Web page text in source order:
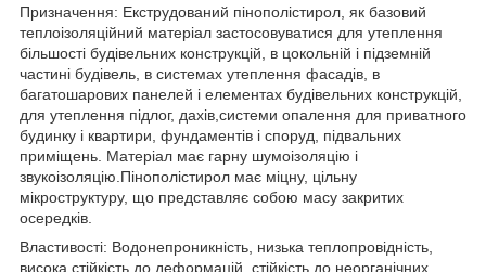
Призначення: Екструдований пінополістирол, як базовий
теплоізоляційний матеріал застосовуватися для утеплення
більшості будівельних конструкцій, в цокольній і підземній
частині будівель, в системах утеплення фасадів, в
багатошарових панелей і елементах будівельних конструкцій,
для утеплення підлог, дахів,системи опалення для приватного
будинку і квартири, фундаментів і споруд, підвальних
приміщень. Матеріал має гарну шумоізоляцію і
звукоізоляцію.Пінополістирол має міцну, цільну
мікроструктуру, що представляє собою масу закритих
осередків.
Властивості: Водонепроникність, низька теплопровідність,
висока стійкість до деформацій, стійкість до неорганічних